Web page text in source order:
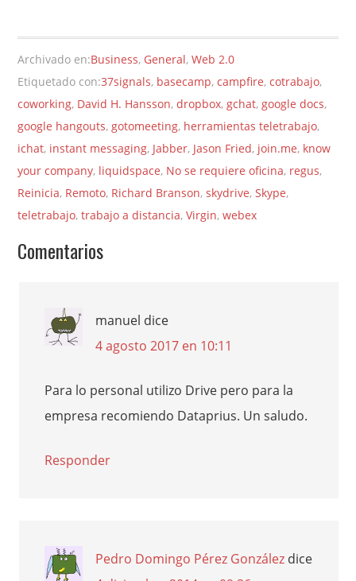
Archivado en:Business, General,Web 2.0
Etiquetado con:37signals, basecamp,campfire,cotrabajo,
coworking, David H. Hansson,dropbox,gchat,google docs,
google hangouts,gotomeeting, herramientas teletrabajo,
ichat, instant messaging, Jabber, Jason Fried, join.me, know
your company, liquidspace, No se requiere oficina, regus,
Reinicia, Remoto, Richard Branson,skydrive,Skype,
teletrabajo,trabajo a distancia,Virgin,webex
Comentarios
manuel dice
4 agosto 2017 en 10:11
Para lo personal utilizo Drive pero para la
empresa recomiendo Dataprius. Un saludo.
Responder
Pedro Domingo Pérez González dice